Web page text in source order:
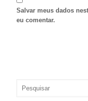
Salvar meus dados
eu comentar.